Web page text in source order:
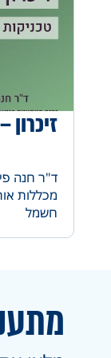
זיכרון
ד"ר חנה
מכללות
חשמל